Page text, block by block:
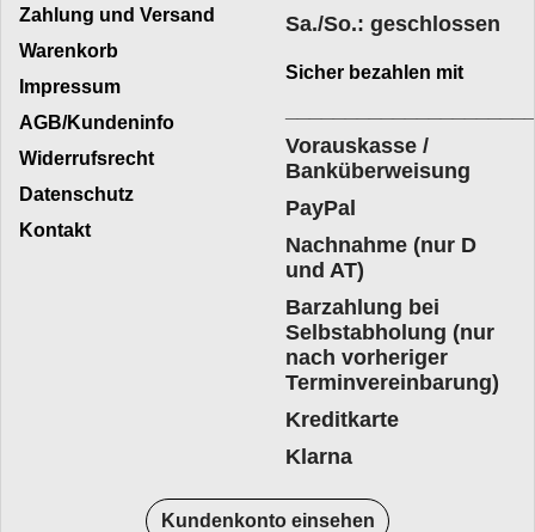
Sa./So.: geschlossen
Zahlung und Versand
Warenkorb
Impressum
AGB/Kundeninfo
Widerrufsrecht
Datenschutz
Kontakt
Sicher bezahlen mit
Vorauskasse /
Banküberweisung
PayPal
Nachnahme (nur D
und AT)
Barzahlung bei
Selbstabholung (nur
nach vorheriger
Terminvereinbarung)
Kreditkarte
Klarna
Kundenkonto einsehen